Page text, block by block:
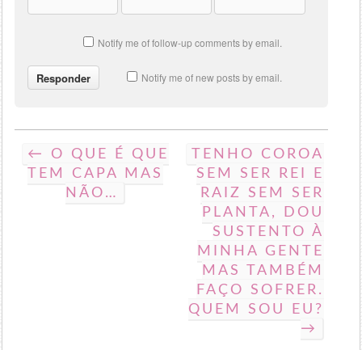
Notify me of follow-up comments by email.
Notify me of new posts by email.
← O QUE É QUE
TEM CAPA MAS
NÃO…
TENHO COROA
SEM SER REI E
RAIZ SEM SER
PLANTA, DOU
SUSTENTO À
MINHA GENTE
MAS TAMBÉM
FAÇO SOFRER.
QUEM SOU EU?
→